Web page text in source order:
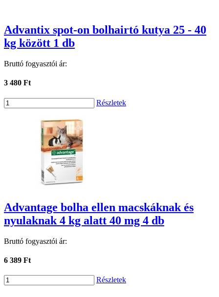
Advantix spot-on bolhairtó kutya 25 - 40
kg között 1 db
Bruttó fogyasztói ár:
3 480 Ft
Részletek
Advantage bolha ellen macskáknak és
nyulaknak 4 kg alatt 40 mg 4 db
Bruttó fogyasztói ár:
6 389 Ft
Részletek